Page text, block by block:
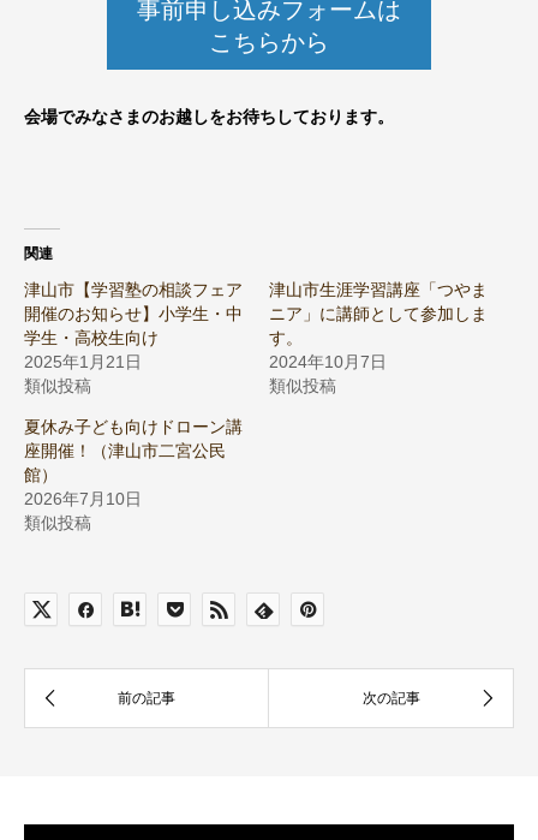
事前申し込みフォームは
こちらから
会場でみなさまのお越しをお待ちしております。
関連
津山市【学習塾の相談フェア
開催のお知らせ】小学生・中
学生・高校生向け
2025年1月21日
類似投稿
津山市生涯学習講座「つやま
ニア」に講師として参加しま
す。
2024年10月7日
類似投稿
夏休み子ども向けドローン講
座開催！（津山市二宮公民
館）
2026年7月10日
類似投稿